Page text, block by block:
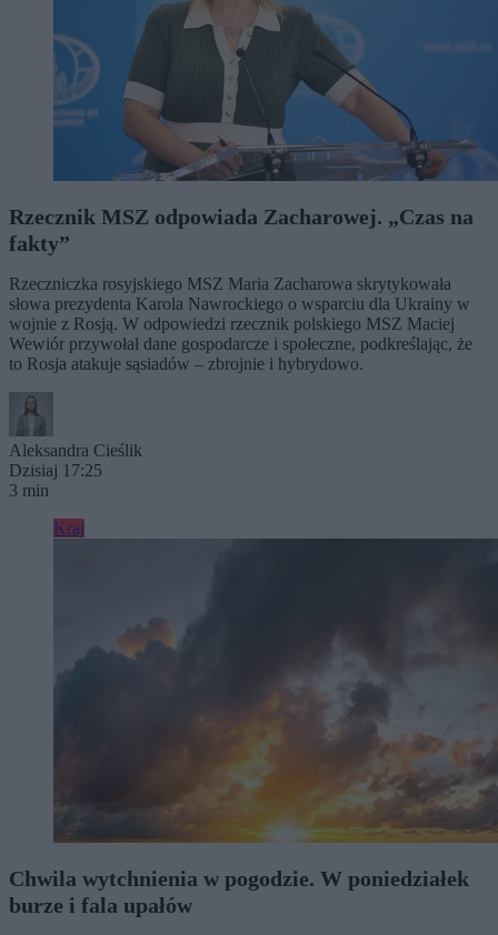
Rzecznik MSZ odpowiada Zacharowej. „Czas na
fakty”
Rzeczniczka rosyjskiego MSZ Maria Zacharowa skrytykowała
słowa prezydenta Karola Nawrockiego o wsparciu dla Ukrainy w
wojnie z Rosją. W odpowiedzi rzecznik polskiego MSZ Maciej
Wewiór przywołał dane gospodarcze i społeczne, podkreślając, że
to Rosja atakuje sąsiadów – zbrojnie i hybrydowo.
Aleksandra Cieślik
Dzisiaj 17:25
3 min
Kraj
Chwila wytchnienia w pogodzie. W poniedziałek
burze i fala upałów